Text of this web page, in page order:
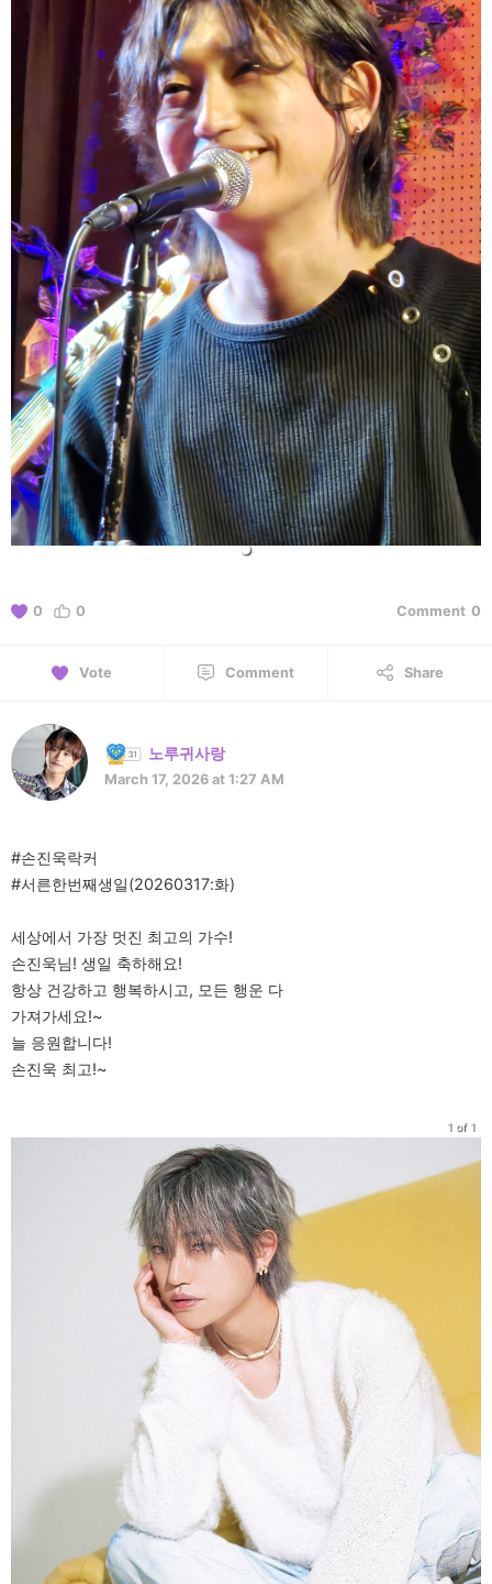
0 0 Comment 0
Vote Comment Share
노루귀사랑
March 17, 2026 at 1:27 AM
#손진욱락커
#서른한번째생일(20260317:화)
세상에서 가장 멋진 최고의 가수!
손진욱님! 생일 축하해요!
항상 건강하고 행복하시고, 모든 행운 다
가져가세요!~
늘 응원합니다!
손진욱 최고!~
1 of 1